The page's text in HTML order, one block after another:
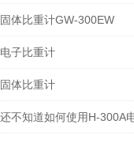
固体比重计GW-300EW
电子比重计
固体比重计